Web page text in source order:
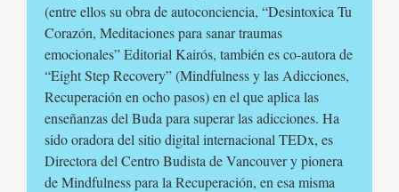
(entre ellos su obra de autoconciencia, “Desintoxica Tu
Corazón, Meditaciones para sanar traumas
emocionales” Editorial Kairós, también es co-autora de
“Eight Step Recovery” (Mindfulness y las Adicciones,
Recuperación en ocho pasos) en el que aplica las
enseñanzas del Buda para superar las adicciones. Ha
sido oradora del sitio digital internacional TEDx, es
Directora del Centro Budista de Vancouver y pionera
de Mindfulness para la Recuperación, en esa misma